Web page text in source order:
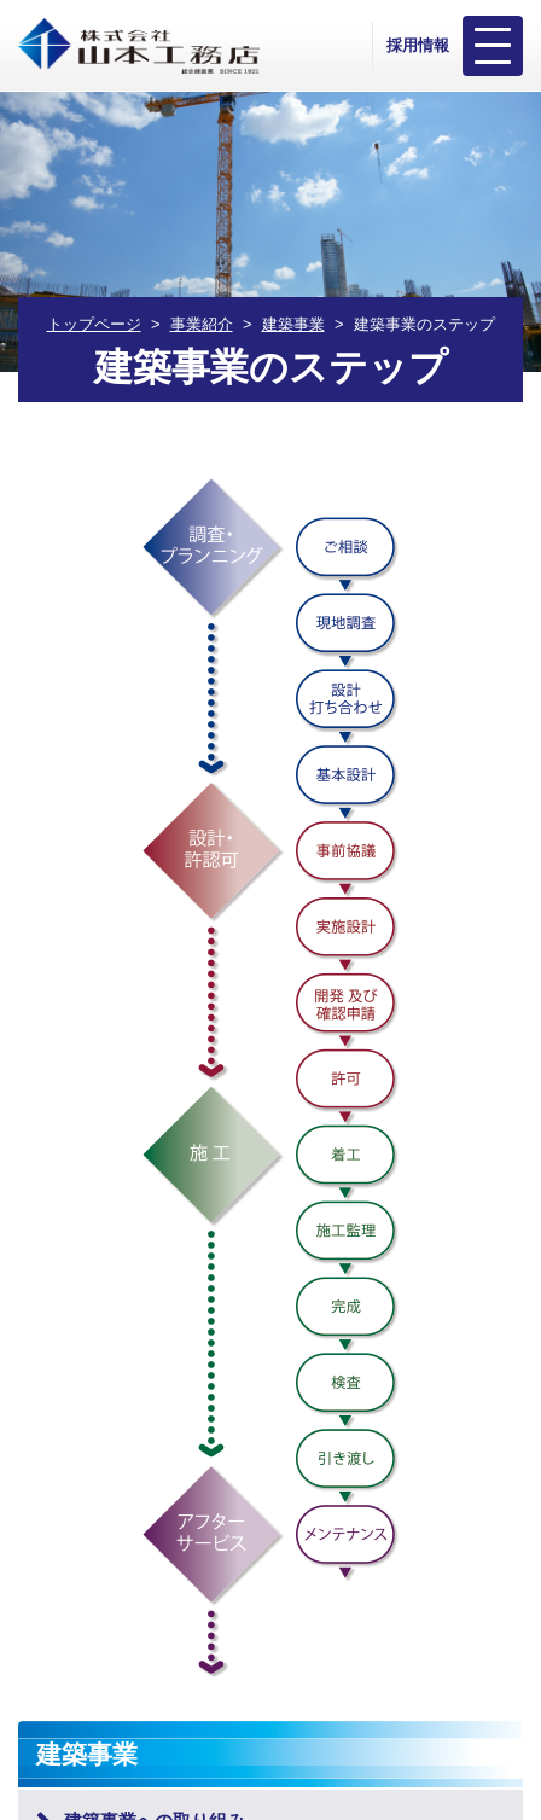
採用情報
建築事業のステップ
トップページ 事業紹介 建築事業 建築事業のステップ
建築事業